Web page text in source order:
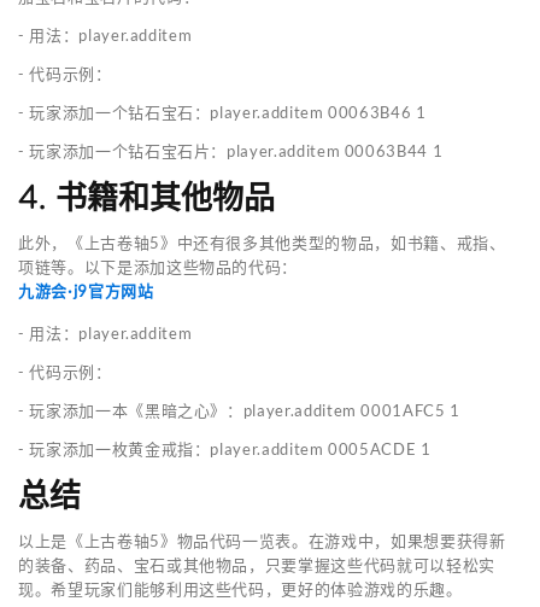
- 用法：player.additem
- 代码示例：
- 玩家添加一个钻石宝石：player.additem 00063B46 1
- 玩家添加一个钻石宝石片：player.additem 00063B44 1
4. 书籍和其他物品
此外，《上古卷轴5》中还有很多其他类型的物品，如书籍、戒指、
项链等。以下是添加这些物品的代码：
九游会·j9官方网站
- 用法：player.additem
- 代码示例：
- 玩家添加一本《黑暗之心》：player.additem 0001AFC5 1
- 玩家添加一枚黄金戒指：player.additem 0005ACDE 1
总结
以上是《上古卷轴5》物品代码一览表。在游戏中，如果想要获得新
的装备、药品、宝石或其他物品，只要掌握这些代码就可以轻松实
现。希望玩家们能够利用这些代码，更好的体验游戏的乐趣。